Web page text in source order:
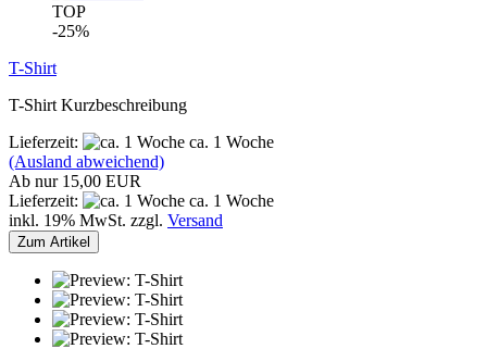
TOP
-25%
T-Shirt
T-Shirt Kurzbeschreibung
Lieferzeit:
ca. 1 Woche
(Ausland abweichend)
Ab nur 15,00 EUR
Lieferzeit:
ca. 1 Woche
inkl. 19% MwSt. zzgl. Versand
Zum Artikel